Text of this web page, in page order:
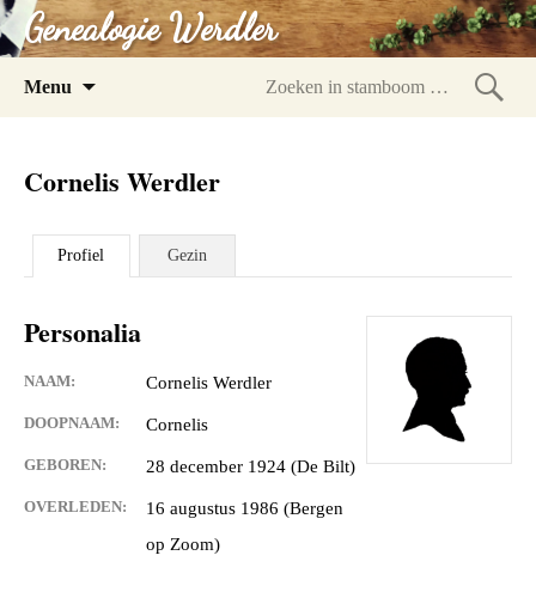
Genealogie Werdler
Menu
Cornelis Werdler
Profiel Gezin
Personalia
NAAM: Cornelis Werdler
DOOPNAAM: Cornelis
GEBOREN: 28 december 1924 (De Bilt)
OVERLEDEN:
16 augustus 1986 (Bergen
op Zoom)